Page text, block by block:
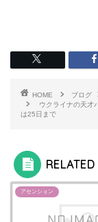
HOME ブログ
ウクライナの天才
は25日まで
アセンション